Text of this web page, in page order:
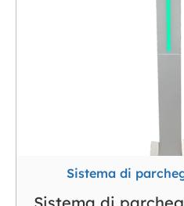
Sistema di